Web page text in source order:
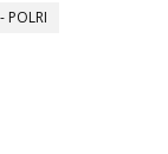
POLRI